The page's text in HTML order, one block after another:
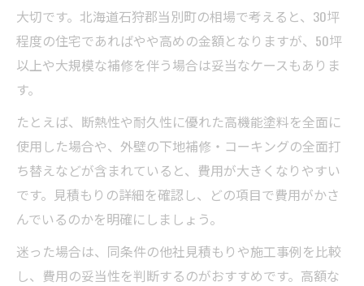
大切です。北海道石狩郡当別町の相場で考えると、30坪
程度の住宅であればやや高めの金額となりますが、50坪
以上や大規模な補修を伴う場合は妥当なケースもありま
す。
たとえば、断熱性や耐久性に優れた高機能塗料を全面に
使用した場合や、外壁の下地補修・コーキングの全面打
ち替えなどが含まれていると、費用が大きくなりやすい
です。見積もりの詳細を確認し、どの項目で費用がかさ
んでいるのかを明確にしましょう。
迷った場合は、同条件の他社見積もりや施工事例を比較
し、費用の妥当性を判断するのがおすすめです。高額な